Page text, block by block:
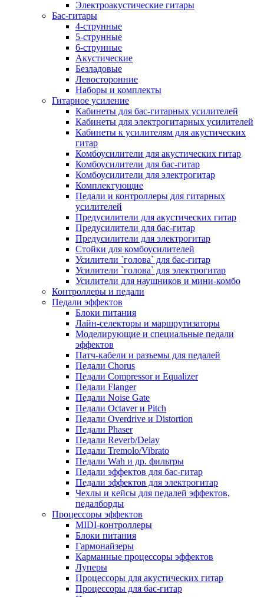
Электроакустические гитары
Бас-гитары
4-струнные
5-струнные
6-струнные
Акустические
Безладовые
Левосторонние
Наборы и комплекты
Гитарное усиление
Кабинеты для бас-гитарных усилителей
Кабинеты для электрогитарных усилителей
Кабинеты к усилителям для акустических
гитар
Комбоусилители для акустических гитар
Комбоусилители для бас-гитар
Комбоусилители для электрогитар
Комплектующие
Педали и контроллеры для гитарных
усилителей
Предусилители для акустических гитар
Предусилители для бас-гитар
Предусилители для электрогитар
Стойки для комбоусилителей
Усилители `голова` для бас-гитар
Усилители `голова` для электрогитар
Усилители для наушников и мини-комбо
Контроллеры и педали
Педали эффектов
Блоки питания
Лайн-селекторы и маршрутизаторы
Моделирующие и специальные педали
эффектов
Патч-кабели и разъемы для педалей
Педали Chorus
Педали Compressor и Equalizer
Педали Flanger
Педали Noise Gate
Педали Octaver и Pitch
Педали Overdrive и Distortion
Педали Phaser
Педали Reverb/Delay
Педали Tremolo/Vibrato
Педали Wah и др. фильтры
Педали эффектов для бас-гитар
Педали эффектов для электрогитар
Чехлы и кейсы для педалей эффектов,
педалборды
Процессоры эффектов
MIDI-контроллеры
Блоки питания
Гармонайзеры
Карманные процессоры эффектов
Луперы
Процессоры для акустических гитар
Процессоры для бас-гитар